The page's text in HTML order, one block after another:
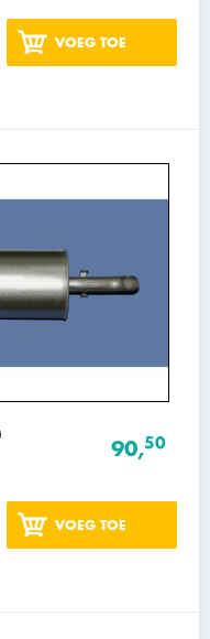
VOEG TOE
90,50
VOEG TOE